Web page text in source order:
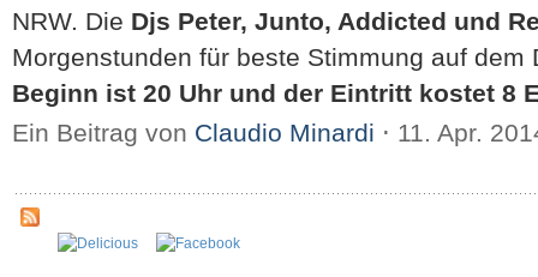
NRW. Die Djs Peter, Junto, Addicted und
Morgenstunden für beste Stimmung auf dem
Beginn ist 20 Uhr und der Eintritt kostet 8
Ein Beitrag von Claudio Minardi ⋅ 11. Apr.